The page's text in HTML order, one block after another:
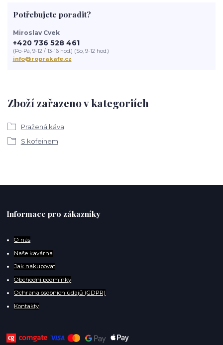
Zboží zařazeno v kategoriích
Pražená káva
S kofeinem
Potřebujete poradit?
Miroslav Cvek
+420 736 528 461
(Po-Pá, 9-12 / 13-16 hod.) (So, 9-12 hod.)
info@roprakafe.cz
Informace pro zákazníky
O nás
Naše kavárna
Jak nakupovat
Obchodní podmínky
Ochrana osobních údajů (GDPR)
Kontakty